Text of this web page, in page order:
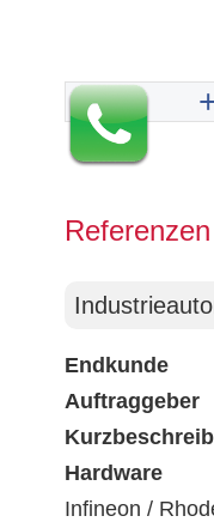
Referenzen
Endkunde
Auftraggeber
Hardware
Infineon /